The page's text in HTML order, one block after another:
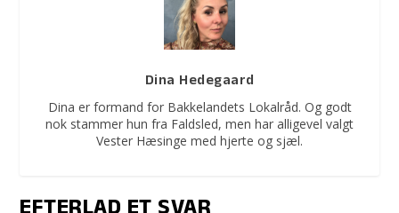
Dina Hedegaard
Dina er formand for Bakkelandets Lokalråd. Og godt
nok stammer hun fra Faldsled, men har alligevel valgt
Vester Hæsinge med hjerte og sjæl.